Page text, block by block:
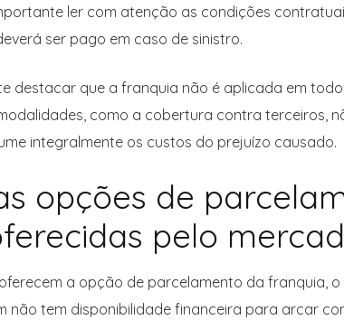
ler com atenção as condições
ser pago em caso de sinistro.
destacar que a franquia não é aplicada em
como a cobertura contra terceiros,
integralmente os custos do prejuízo causado.
opções de
pelo
a opção de parcelamento da franquia,
não tem disponibilidade financeira para arcar